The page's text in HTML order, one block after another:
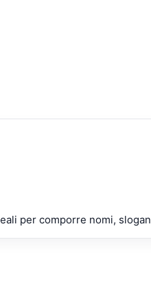
per comporre nomi,